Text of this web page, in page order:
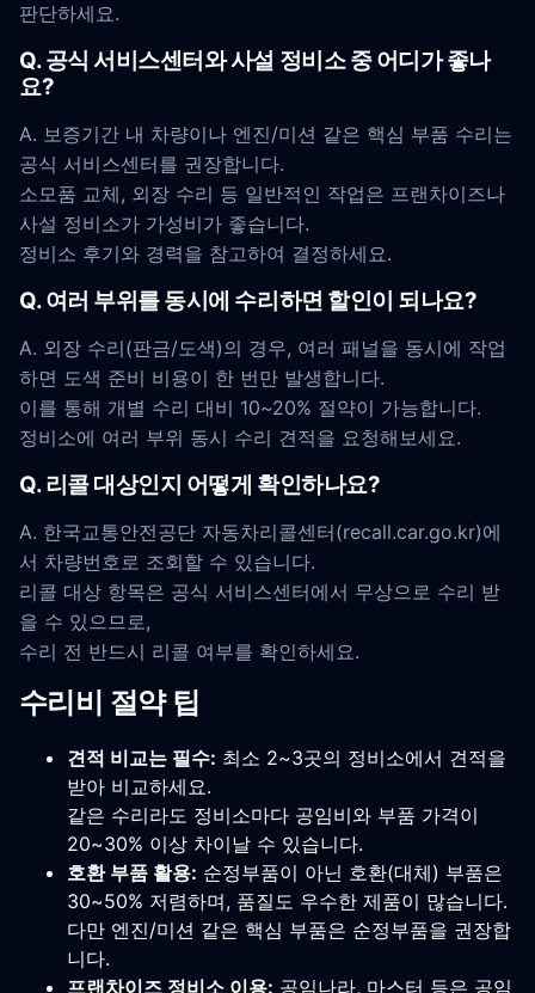
판단하세요.
Q. 공식 서비스센터와 사설 정비소 중 어디가 좋나
요?
A. 보증기간 내 차량이나 엔진/미션 같은 핵심 부품 수리는
공식 서비스센터를 권장합니다.
소모품 교체, 외장 수리 등 일반적인 작업은 프랜차이즈나
사설 정비소가 가성비가 좋습니다.
정비소 후기와 경력을 참고하여 결정하세요.
Q. 여러 부위를 동시에 수리하면 할인이 되나요?
A. 외장 수리(판금/도색)의 경우, 여러 패널을 동시에 작업
하면 도색 준비 비용이 한 번만 발생합니다.
이를 통해 개별 수리 대비 10~20% 절약이 가능합니다.
정비소에 여러 부위 동시 수리 견적을 요청해보세요.
Q. 리콜 대상인지 어떻게 확인하나요?
A. 한국교통안전공단 자동차리콜센터(recall.car.go.kr)에
서 차량번호로 조회할 수 있습니다.
리콜 대상 항목은 공식 서비스센터에서 무상으로 수리 받
을 수 있으므로,
수리 전 반드시 리콜 여부를 확인하세요.
수리비 절약 팁
견적 비교는 필수: 최소 2~3곳의 정비소에서 견적을
받아 비교하세요.
같은 수리라도 정비소마다 공임비와 부품 가격이
20~30% 이상 차이날 수 있습니다.
호환 부품 활용: 순정부품이 아닌 호환(대체) 부품은
30~50% 저렴하며, 품질도 우수한 제품이 많습니다.
다만 엔진/미션 같은 핵심 부품은 순정부품을 권장합
니다.
프랜차이즈 정비소 이용: 공임나라, 마스터 등은 공임